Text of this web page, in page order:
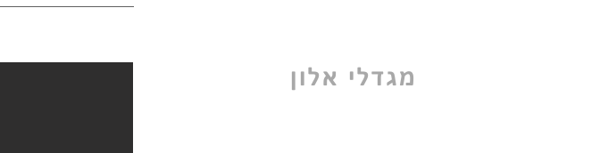
מגדלי אלון